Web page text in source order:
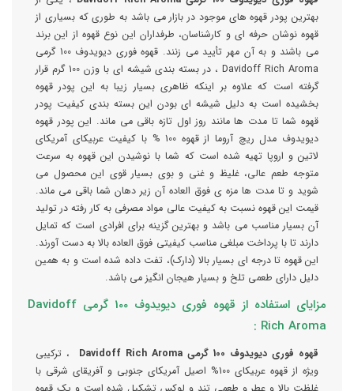
بهترین پودر قهوه های موجود در بازار می باشد به طوری که بسیاری از
قهوه نوشان حرفه ای و کارشناسان، طرفداران این نوع قهوه از این برند
می باشند و به آن مهر تأیید می زنند. قهوه فوری دیویدوف 100 گرمی
Davidoff Rich Aroma ، در بسته بندی شیشه ای با وزن 100 گرم قرار
گرفته است که علاوه بر اینکه ظاهری بسیار زیبا به این پودر قهوه
بخشیده است به دلیل شیشه ای بودن این بسته بندی کیفیت پودر
قهوه شما تا مدت ها مانند روز اول تازه باقی می ماند. این پودر قهوه
دیویدوف مدل ریچ آروما از قهوه 100 % با کیفیت عربیکای آمریکای
لاتین و اروپا تهیه شده است که شما با نوشیدن این قهوه به سرعت
متوجه طعم عالی، غلیظ و غنی و بوی بسیار قوی این محصول می
شوید و تا مدت ها مزه ی فوق العاده آن زیر دهان شما باقی می ماند.
قیمت این قهوه نسبت به کیفیت عالی مواد مصرفی به کار رفته در تولید
آن بسیار مناسب می باشد و بهترین گزینه برای افرادی است که تمایل
دارند تا با پرداخت مبلغی مناسب کیفیتی فوق العاده بالا به دست آورند.
این قهوه تا درجه ای بسیار بالا (دارک)، تفت داده شده است و به همین
دلیل دارای طعمی تلخ و بسیار هیجان انگیز می باشد.
مزایای استفاده از قهوه فوری دیویدوف 100 گرمی Davidoff
Rich Aroma :
قهوه فوری دیویدوف 100 گرمی Davidoff Rich Aroma
، ترکیبی
ویژه از قهوه عربیکای 100% اصیل آمریکای جنوبی و آفریقای شرقی با